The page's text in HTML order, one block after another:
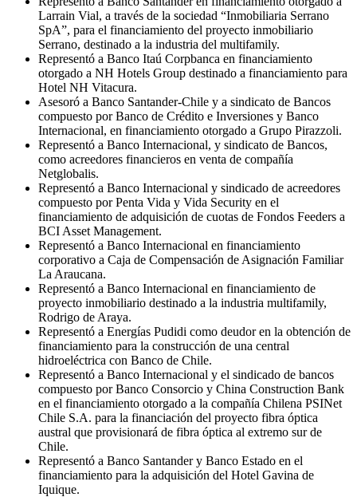
Larrain Vial, a través de la sociedad “Inmobiliaria Serrano
SpA”, para el financiamiento del proyecto inmobiliario
Serrano, destinado a la industria del multifamily.
Representó a Banco Itaú Corpbanca en financiamiento
otorgado a NH Hotels Group destinado a financiamiento para
Hotel NH Vitacura.
Asesoró a Banco Santander-Chile y a sindicato de Bancos
compuesto por Banco de Crédito e Inversiones y Banco
Internacional, en financiamiento otorgado a Grupo Pirazzoli.
Representó a Banco Internacional, y sindicato de Bancos,
como acreedores financieros en venta de compañía
Netglobalis.
Representó a Banco Internacional y sindicado de acreedores
compuesto por Penta Vida y Vida Security en el
financiamiento de adquisición de cuotas de Fondos Feeders a
BCI Asset Management.
Representó a Banco Internacional en financiamiento
corporativo a Caja de Compensación de Asignación Familiar
La Araucana.
Representó a Banco Internacional en financiamiento de
proyecto inmobiliario destinado a la industria multifamily,
Rodrigo de Araya.
Representó a Energías Pudidi como deudor en la obtención de
financiamiento para la construcción de una central
hidroeléctrica con Banco de Chile.
Representó a Banco Internacional y el sindicado de bancos
compuesto por Banco Consorcio y China Construction Bank
en el financiamiento otorgado a la compañía Chilena PSINet
Chile S.A. para la financiación del proyecto fibra óptica
austral que provisionará de fibra óptica al extremo sur de
Chile.
Representó a Banco Santander y Banco Estado en el
financiamiento para la adquisición del Hotel Gavina de
Iquique.